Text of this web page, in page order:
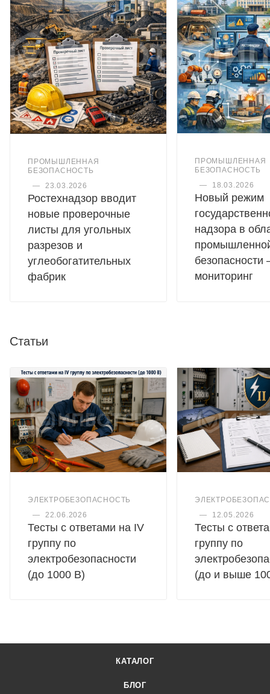
ПРОМЫШЛЕННАЯ
БЕЗОПАСНОСТЬ
—
23.03.2026
Ростехнадзор вводит
новые проверочные
листы для угольных
разрезов и
углеобогатительных
фабрик
ПРОМЫШЛЕННАЯ
БЕЗОПАСНОСТЬ
—
18.03.2026
Новый режим
надзора в
безопасности
мониторинг
Статьи
ЭЛЕКТРОБЕЗОПАСНОСТЬ
—
22.06.2026
Тесты с ответами на IV
группу по
электробезопасности
(до 1000 В)
—
12.05.2026
Тесты с
группу по
(до и выше
КАТАЛОГ
БЛОГ